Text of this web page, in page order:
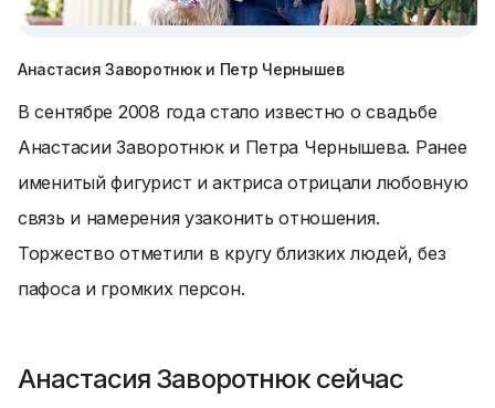
Анастасия Заворотнюк и Петр Чернышев
В сентябре 2008 года стало известно о свадьбе
Анастасии Заворотнюк и Петра Чернышева. Ранее
именитый фигурист и актриса отрицали любовную
связь и намерения узаконить отношения.
Торжество отметили в кругу близких людей, без
пафоса и громких персон.
Анастасия Заворотнюк сейчас